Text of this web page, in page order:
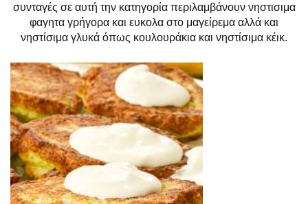
συνταγές σε αυτή την κατηγορία περιλαμβάνουν νηστισιμα
φαγητα γρήγορα και ευκολα στο μαγείρεμα αλλά και
νηστίσιμα γλυκά όπως κουλουράκια και νηστίσιμα κέικ.